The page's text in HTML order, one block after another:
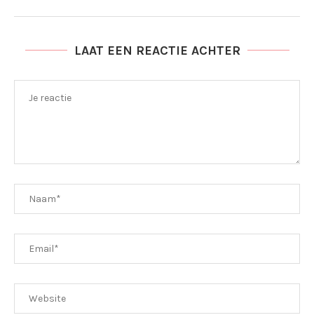
LAAT EEN REACTIE ACHTER